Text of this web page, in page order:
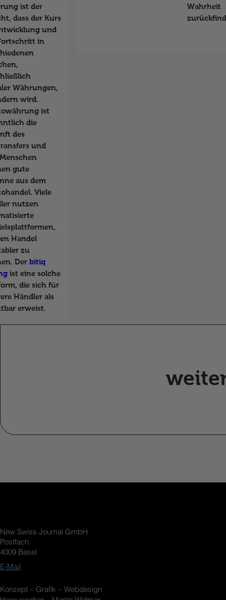
ist der
dass der Kurs
und
in
Währungen,
wird.
ist
die
des
und
gute
aus dem
Viele
nutzen
Handel
zu
Der bitiq
ist eine solche
die sich für
Händler als
erweist.
Wahrheit
New Swiss Journal GmbH
Postfach
4009 Basel
E-Mail
Konzept – Grafik – Webdesign